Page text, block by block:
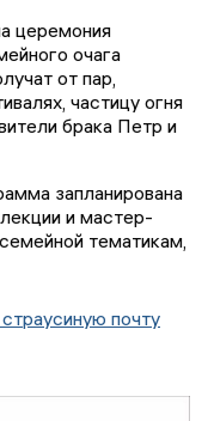
церемония
очага
от пар,
частицу огня
брака Петр и
запланирована
и мастер-
тематикам,
почту